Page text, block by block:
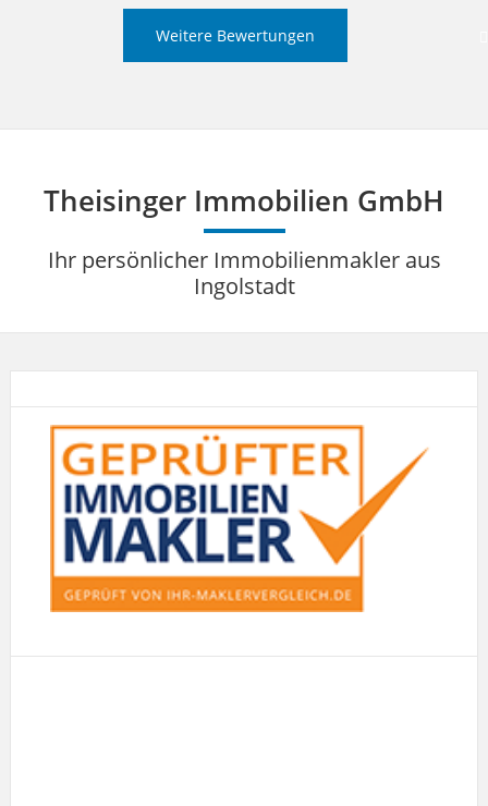
Weitere Bewertungen
Theisinger Immobilien GmbH
Ihr persönlicher Immobilienmakler aus
Ingolstadt